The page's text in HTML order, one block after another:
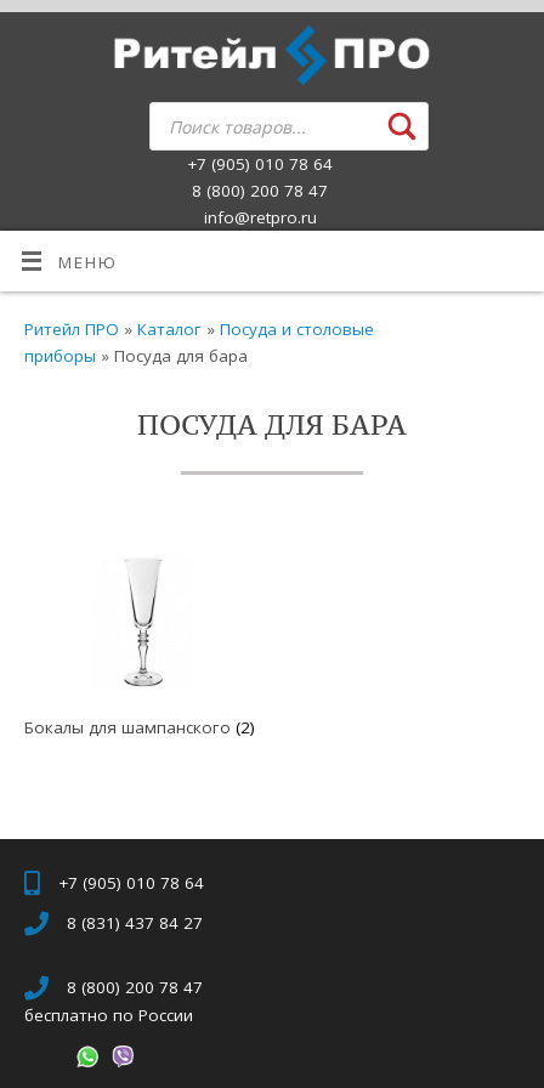
+7 (905) 010 78 64
8 (800) 200 78 47
info@retpro.ru
МЕНЮ
Ритейл ПРО »Каталог »Посуда и столовые
приборы » Посуда для бара
ПОСУДА ДЛЯ БАРА
Бокалы для шампанского(2)
+7 (905) 010 78 64
8 (831) 437 84 27
8 (800) 200 78 47
бесплатно по России